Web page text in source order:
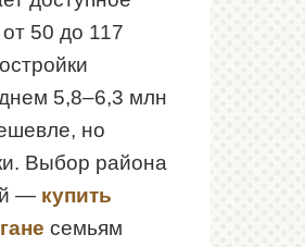
50 до 117
5,8–6,3 млн
но
Выбор района
— купить
семьям